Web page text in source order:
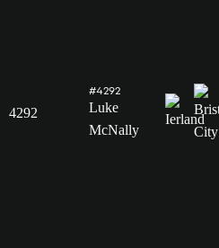
4292
#4292
Luke
McNally